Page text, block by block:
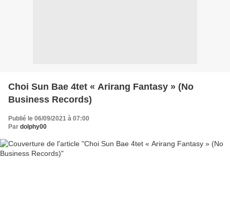
Choi Sun Bae 4tet « Arirang Fantasy » (No
Business Records)
Publié le 06/09/2021 à 07:00
Par dolphy00